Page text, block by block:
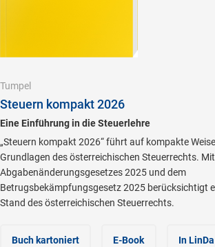
Tumpel
Steuern kompakt 2026
Eine Einführung in die Steuerlehre
„Steuern kompakt 2026“ führt auf kompakte
Grundlagen des österreichischen Steuerrechts.
Abgabenänderungsgesetzes 2025 und dem
Betrugsbekämpfungsgesetz 2025 berücksichtigt
Stand des österreichischen Steuerrechts.
Buch kartoniert
E-Book
In LinDa